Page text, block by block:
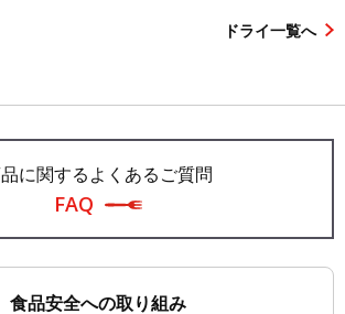
ドライ一覧へ
に関するよくあるご質問
FAQ
食品安全への取り組み